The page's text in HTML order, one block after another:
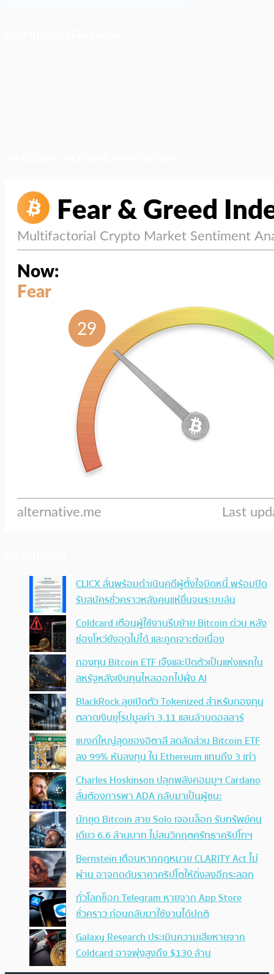
CLICX ลั่นพร้อมดำเนินคดีผู้ตั้งใจบิดหนี้ พร้อมปิด
รับสมัครชั่วคราวหลังคนแห่ยื่นจนระบบล้น
Coldcard เตือนผู้ใช้งานรีบย้าย Bitcoin ด่วน หลัง
ช่องโหว่ยังอุดไม่ได้ และถูกเจาะต่อเนื่อง
กองทุน Bitcoin ETF เจ๊งและปิดตัวเป็นแห่งแรกใน
สหรัฐหลังเงินทุนไหลออกไปฝั่ง AI
BlackRock ลุยเปิดตัว Tokenized สำหรับกองทุน
ตลาดเงินยุโรปมูลค่า 3.11 แสนล้านดอลลาร์
แบงก์ใหญ่สุดของอิตาลี ลดสัดส่วน Bitcoin ETF
ลง 99% หันลงทุน ใน Ethereum แทนถึง 3 เท่า
Charles Hoskinson ปลุกพลังคอมมูฯ Cardano
ลั่นต้องการพา ADA กลับมาเป็นผู้ชนะ
นักขุด Bitcoin สาย Solo เจอบล็อก รับทรัพย์คน
เดียว 6.6 ล้านบาท ไม่สนวิกฤตศรัทธาคริปโทฯ
Bernstein เตือนหากกฎหมาย CLARITY Act ไม่
ผ่าน อาจกดดันราคาคริปโตให้ดิ่งลงอีกระลอก
ทั่วโลกช็อก Telegram หายจาก App Store
ชั่วคราว ก่อนกลับมาใช้งานได้ปกติ
Galaxy Research ประเมินความเสียหายจาก
Coldcard อาจพุ่งสูงถึง $130 ล้าน